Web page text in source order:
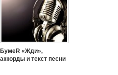
БумеR «Жди»,
аккорды и текст песни